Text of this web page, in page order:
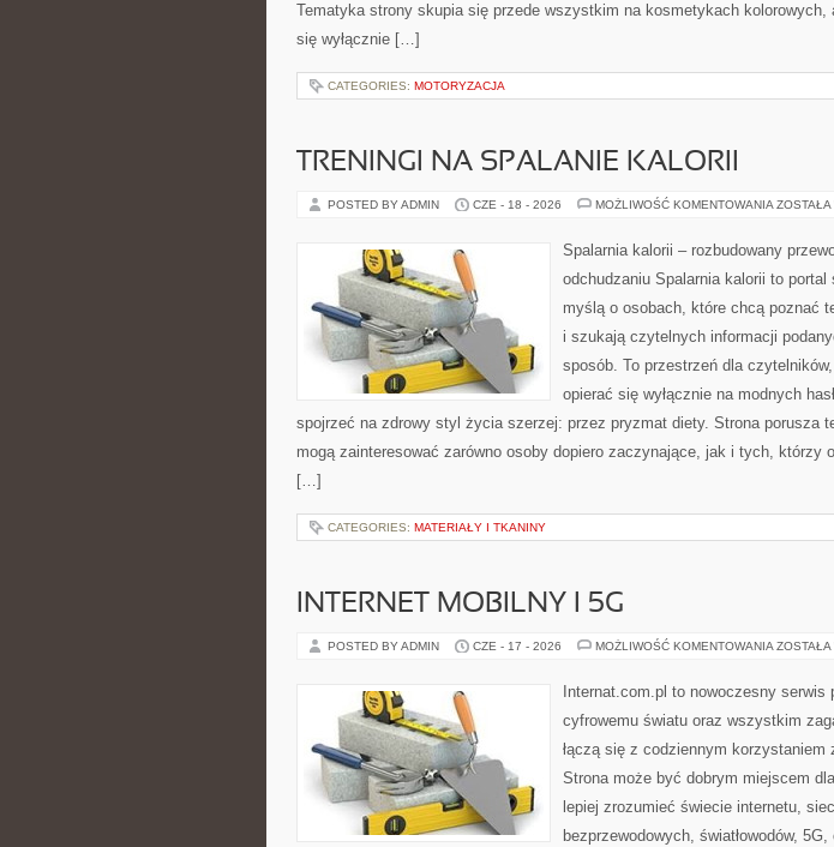
Tematyka strony skupia się przede wszystkim na kosmetykach kolorowych,
się wyłącznie […]
CATEGORIES: MOTORYZACJA
TRENINGI NA SPALANIE KALORII
POSTED BY ADMIN CZE - 18 - 2026 MOŻLIWOŚĆ KOMENTOWANIA TRENINGI
ZOSTAŁA
Spalarnia kalorii – rozbudowany
odchudzaniu Spalarnia kalorii to portal
myślą o osobach, które chcą poznać
i szukają czytelnych informacji
sposób. To przestrzeń dla
opierać się wyłącznie na modnych
spojrzeć na zdrowy styl życia szerzej: przez pryzmat diety. Strona porusza
mogą zainteresować zarówno osoby dopiero zaczynające, jak i tych, którzy
[…]
CATEGORIES: MATERIAŁY I TKANINY
INTERNET MOBILNY I 5G
POSTED BY ADMIN CZE - 17 - 2026 MOŻLIWOŚĆ KOMENTOWANIA INTERNET
ZOSTAŁA
Internat.com.pl to nowoczesny serwis
cyfrowemu światu oraz wszystkim
łączą się z codziennym korzystaniem
Strona może być dobrym miejscem
lepiej zrozumieć świecie internetu,
bezprzewodowych, światłowodów,